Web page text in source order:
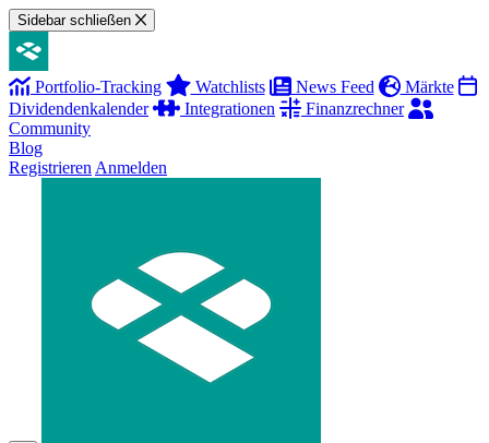
Sidebar schließen
Portfolio-Tracking Watchlists News Feed
Märkte
Dividendenkalender
Integrationen
Finanzrechner
Community
Blog
Registrieren Anmelden